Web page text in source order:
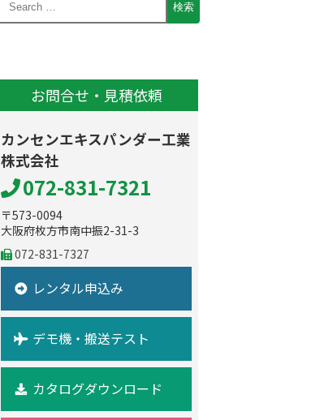
お問合せ・見積依頼
カンセンエキスパンダー工業
株式会社
072-831-7321
〒573-0094
大阪府枚方市南中振2-31-3
072-831-7327
レンタル申込み
デモ機・搬送テスト
カタログダウンロード